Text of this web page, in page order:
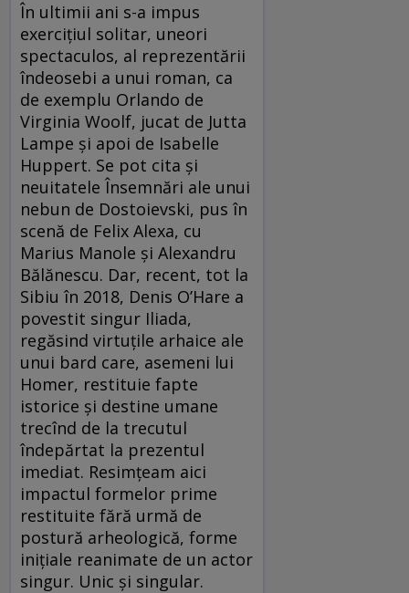
În ultimii ani s-a impus
exerciţiul solitar, uneori
spectaculos, al reprezentării
îndeosebi a unui roman, ca
de exemplu Orlando de
Virginia Woolf, jucat de Jutta
Lampe şi apoi de Isabelle
Huppert. Se pot cita şi
neuitatele Însemnări ale unui
nebun de Dostoievski, pus în
scenă de Felix Alexa, cu
Marius Manole şi Alexandru
Bălănescu. Dar, recent, tot la
Sibiu în 2018, Denis O’Hare a
povestit singur Iliada,
regăsind virtuţile arhaice ale
unui bard care, asemeni lui
Homer, restituie fapte
istorice şi destine umane
trecînd de la trecutul
îndepărtat la prezentul
imediat. Resimţeam aici
impactul formelor prime
restituite fără urmă de
postură arheologică, forme
iniţiale reanimate de un actor
singur. Unic şi singular.